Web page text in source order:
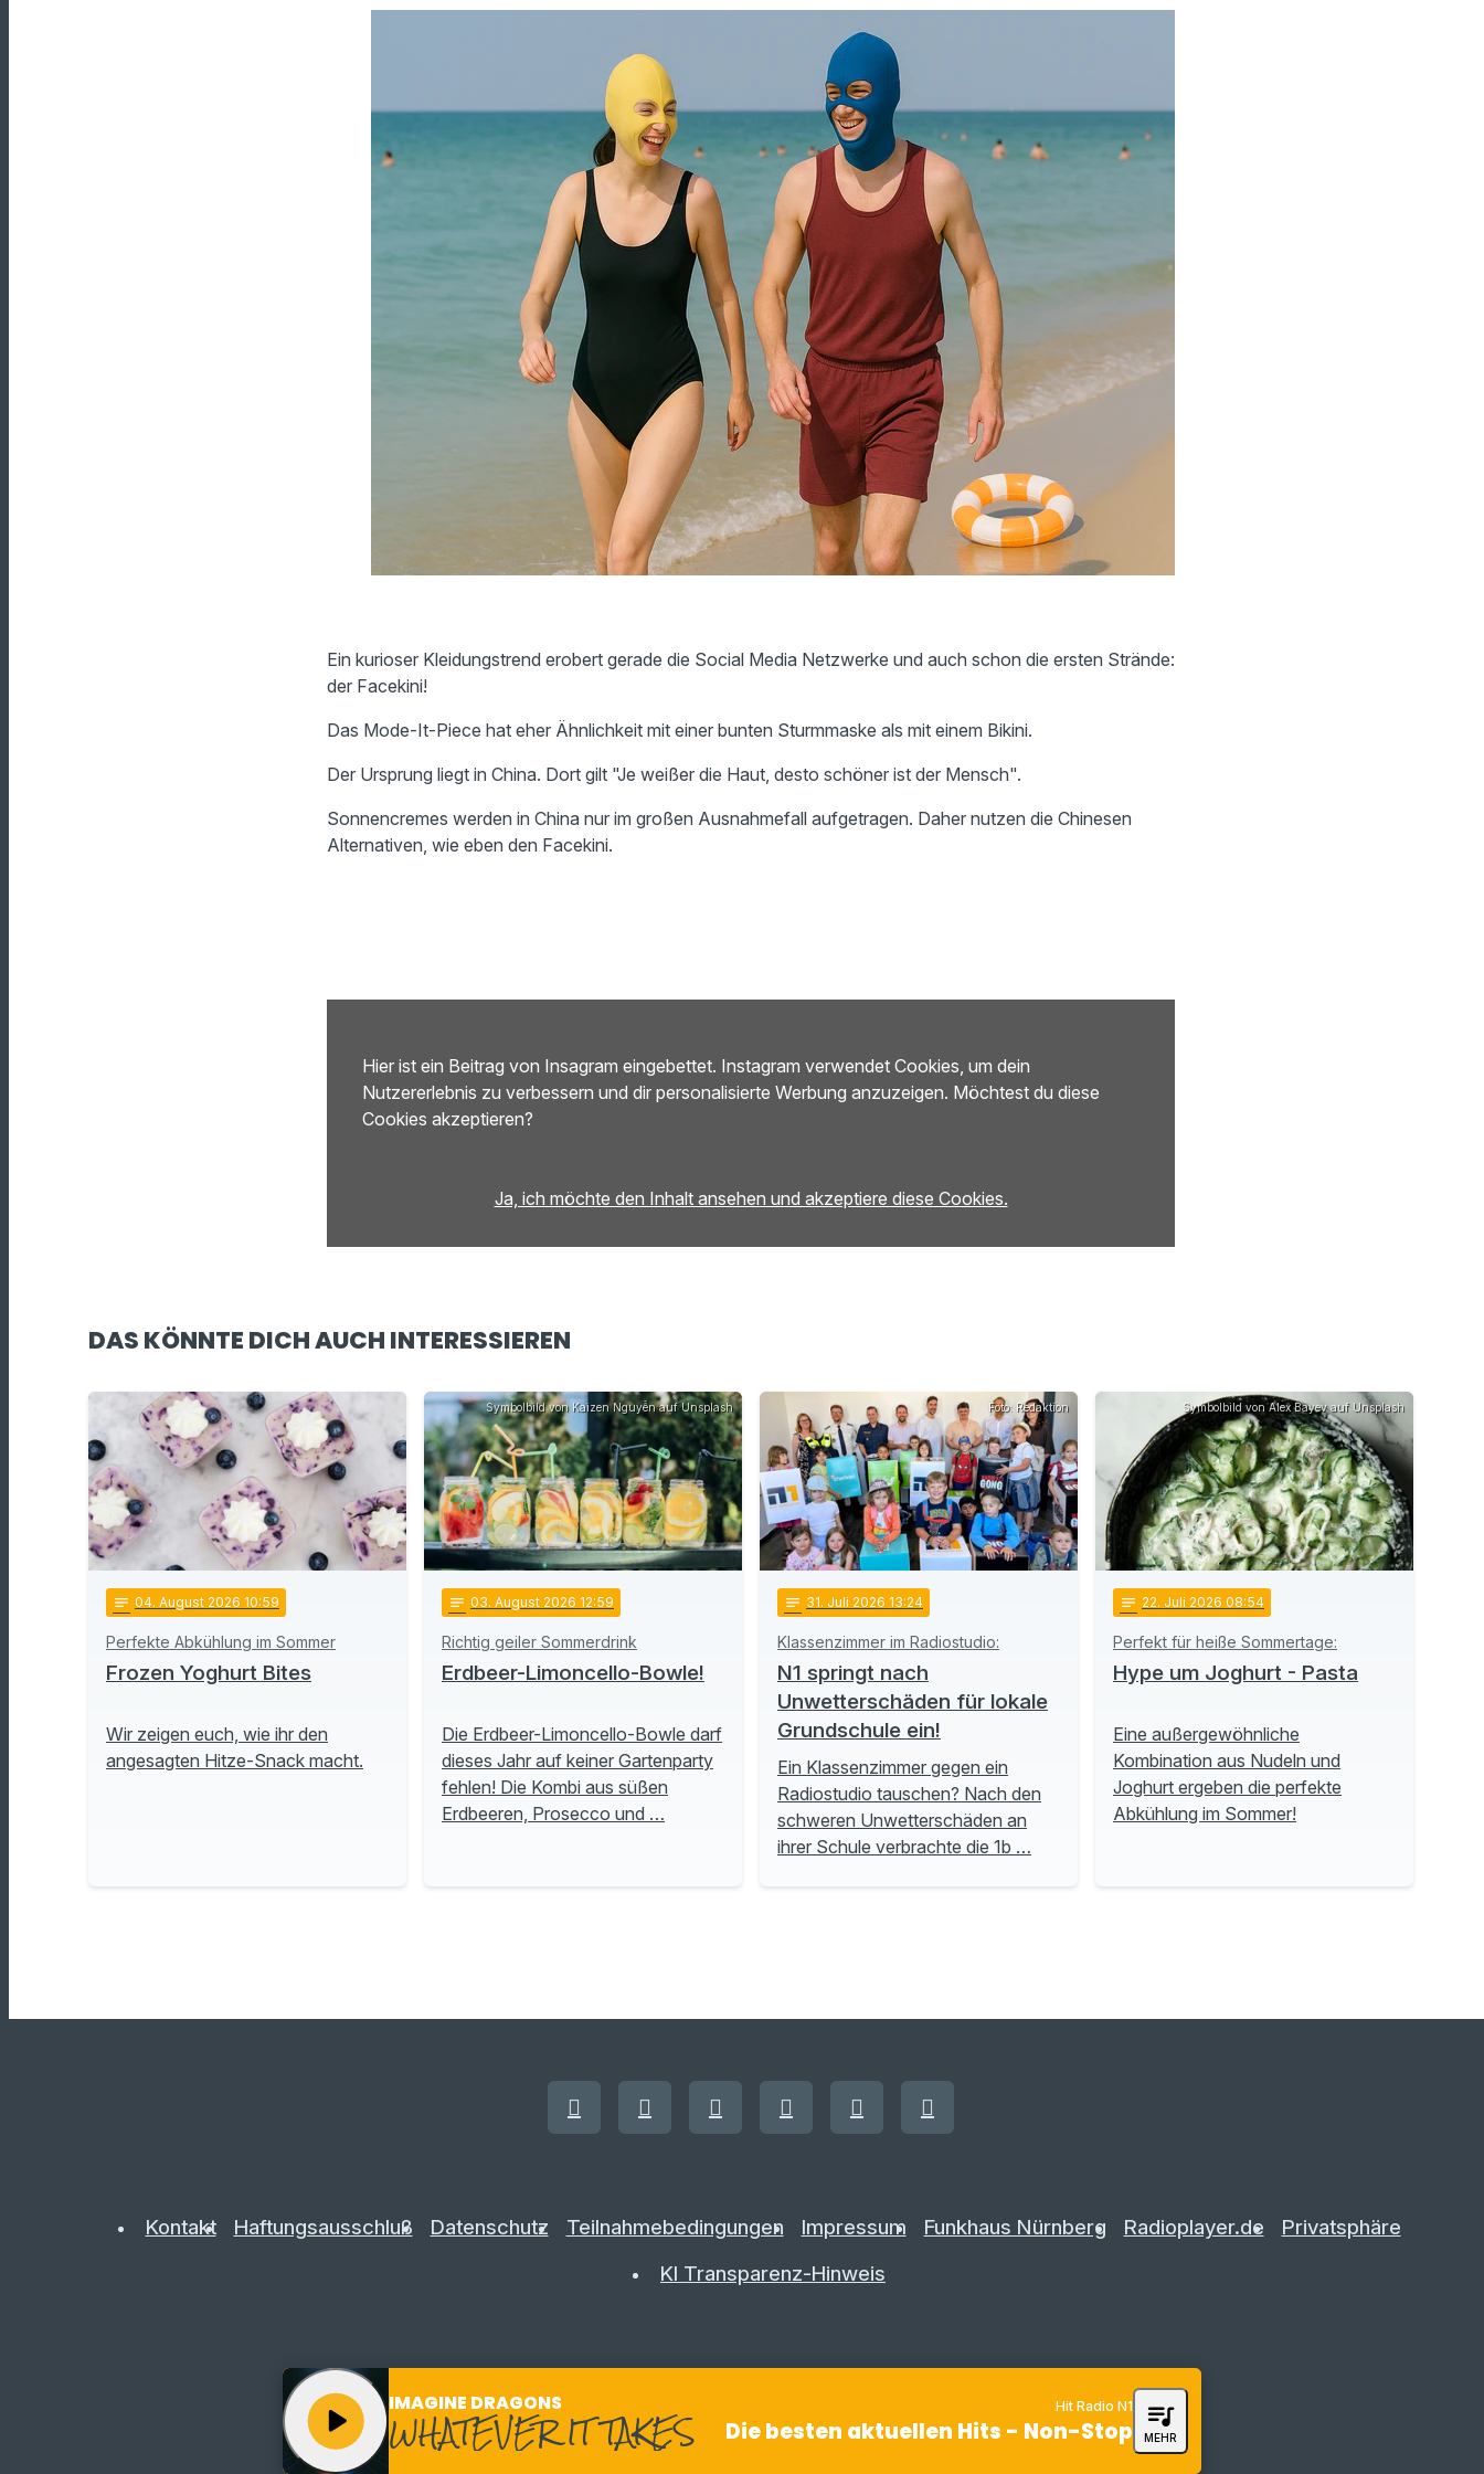
Ein kurioser Kleidungstrend erobert gerade die Social Media Netzwerke und auch schon die ersten Strände:
der Facekini!
Das Mode-It-Piece hat eher Ähnlichkeit mit einer bunten Sturmmaske als mit einem Bikini.
Der Ursprung liegt in China. Dort gilt "Je weißer die Haut, desto schöner ist der Mensch".
Sonnencremes werden in China nur im großen Ausnahmefall aufgetragen. Daher nutzen die Chinesen
Alternativen, wie eben den Facekini.
Hier ist ein Beitrag von Insagram eingebettet. Instagram verwendet Cookies, um dein
Nutzererlebnis zu verbessern und dir personalisierte Werbung anzuzeigen. Möchtest du diese
Cookies akzeptieren?
Ja, ich möchte den Inhalt ansehen und akzeptiere diese Cookies.
DAS KÖNNTE DICH AUCH INTERESSIEREN
notes 04. August 2026 10:59
Perfekte Abkühlung im Sommer
Frozen Yoghurt Bites
Wir zeigen euch, wie ihr den
angesagten Hitze-Snack macht.
Symbolbild von Kaizen Nguyễn auf Unsplash
notes 03. August 2026 12:59
Richtig geiler Sommerdrink
Erdbeer-Limoncello-Bowle!
Die Erdbeer-Limoncello-Bowle darf
dieses Jahr auf keiner Gartenparty
fehlen! Die Kombi aus süßen
Erdbeeren, Prosecco und …
Foto: Redaktion
notes 31. Juli 2026 13:24
Klassenzimmer im Radiostudio:
N1 springt nach
Unwetterschäden für lokale
Grundschule ein!
Ein Klassenzimmer gegen ein
Radiostudio tauschen? Nach den
schweren Unwetterschäden an
ihrer Schule verbrachte die 1b …
Symbolbild von Alex Bayev auf Unsplash
notes 22. Juli 2026 08:54
Perfekt für heiße Sommertage:
Hype um Joghurt - Pasta
Eine außergewöhnliche
Kombination aus Nudeln und
Joghurt ergeben die perfekte
Abkühlung im Sommer!
Kontakt Haftungsausschluß Datenschutz Teilnahmebedingungen Impressum Funkhaus Nürnberg Radioplayer.de
Privatsphäre
KI Transparenz-Hinweis
IMAGINE DRAGONS
WHATEVER IT TAKES
play_arrow Die besten aktuellen Hits - Non-Stop
Hit Radio N1 queue_music